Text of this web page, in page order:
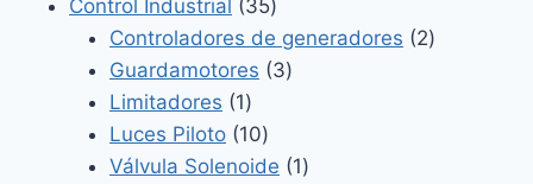
productos
Control Industrial 3535
productos
Controladores de generadores 22
Guardamotores 33
Limitadores 11
producto
Luces Piloto 1010
productos
Válvula Solenoide 11